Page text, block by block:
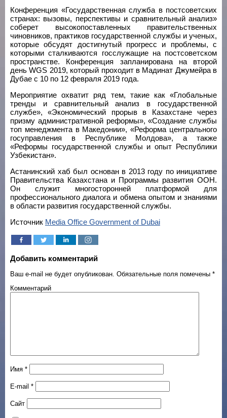
Конференция «Государственная служба в постсоветских
странах: вызовы, перспективы и сравнительный анализ»
соберет высокопоставленных правительственных
чиновников, практиков государственной службы и ученых,
которые обсудят достигнутый прогресс и проблемы, с
которыми сталкиваются госслужащие на постсоветском
пространстве. Конференция запланирована на второй
день WGS 2019, который проходит в Мадинат Джумейра в
Дубае с 10 по 12 февраля 2019 года.
Мероприятие охватит ряд тем, такие как «Глобальные
тренды и сравнительный анализ в государственной
службе», «Экономический прорыв в Казахстане через
призму административной реформы», «Создание службы
топ менеджмента в Македонии», «Реформа центрального
госуправления в Республике Молдова», а также
«Реформы государственной службы и опыт Республики
Узбекистан».
Астанинский хаб был основан в 2013 году по инициативе
Правительства Казахстана и Программы развития ООН.
Он служит многосторонней платформой для
профессионального диалога и обмена опытом и знаниями
в области развития государственной службы.
Источник Media Office Government of Dubai
Добавить комментарий
Ваш e-mail не будет опубликован. Обязательные поля помечены *
Комментарий
Имя *
E-mail *
Сайт